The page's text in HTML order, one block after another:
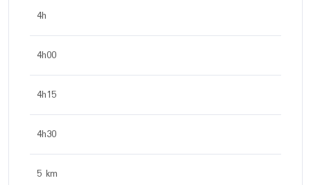
4h
4h00
4h15
4h30
5 km